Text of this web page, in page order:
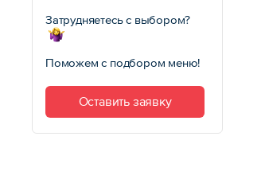
Затрудняетесь с выбором?
Поможем с подбором меню!
Оставить заявку